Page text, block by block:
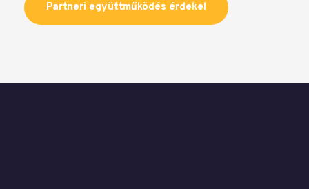
Partneri együttműködés érdekel